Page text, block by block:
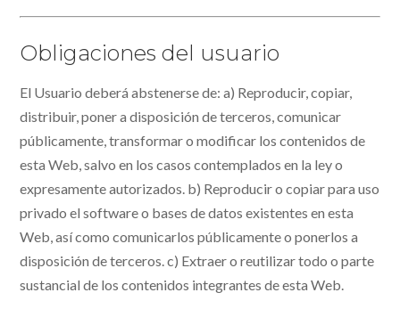
Obligaciones del usuario
El Usuario deberá abstenerse de: a) Reproducir, copiar,
distribuir, poner a disposición de terceros, comunicar
públicamente, transformar o modificar los contenidos de
esta Web, salvo en los casos contemplados en la ley o
expresamente autorizados. b) Reproducir o copiar para uso
privado el software o bases de datos existentes en esta
Web, así como comunicarlos públicamente o ponerlos a
disposición de terceros. c) Extraer o reutilizar todo o parte
sustancial de los contenidos integrantes de esta Web.